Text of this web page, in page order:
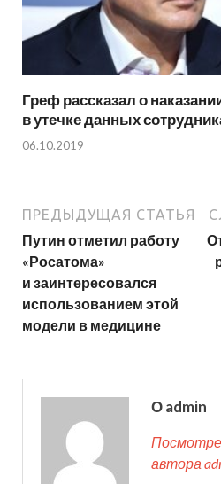
Греф рассказал о
в утечке данных
06.10.2019
ПРЕДЫДУЩАЯ СТАТЬЯ
Путин отметил работу
«Росатома»
и заинтересовался
использованием этой
модели в медицине
О admin
автора